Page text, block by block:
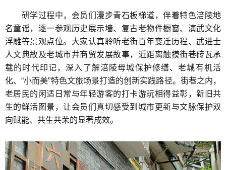
研学过程中，会员们漫步青石板梯道，伴着特色涪陵地
名童谣，逐一参观历史展示墙、复古老物件橱窗、演武文化
浮雕等景观点位。大家认真聆听老街百年变迁历程、武进士
人文典故及老城市井商贸发展故事，近距离触摸街巷砖瓦承
载的时代印记，深入了解涪陵母城保护修缮、老城有机活
化、“小而美”特色文旅场景打造的创新实践路径。街巷之内，
老居民的闲适日常与年轻游客的打卡游玩相得益彰，新旧共
生的鲜活图景，让会员们真切感受到城市更新与文脉保护双
向赋能、共生共荣的显著成效。